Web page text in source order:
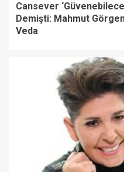
Cansever
Demişti: Mahmut
Veda